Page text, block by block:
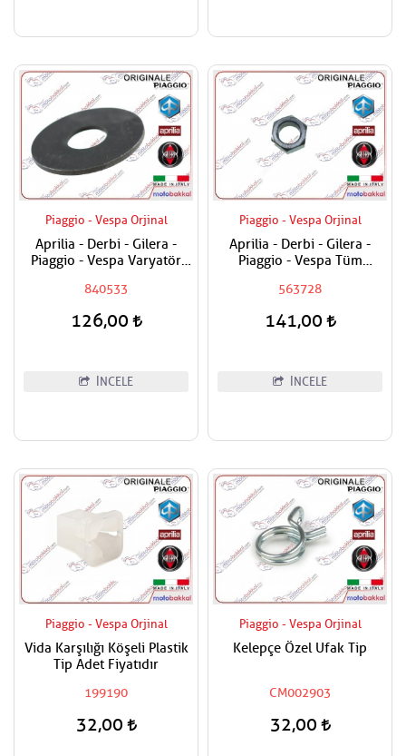
Piaggio - Vespa Orjinal
Aprilia - Derbi - Gilera -
Piaggio - Vespa Varyatör
840533
126,00
İNCELE
Piaggio - Vespa Orjinal
Aprilia - Derbi - Gilera -
Piaggio - Vespa Tüm
Tekerlek Somunu
563728
141,00
İNCELE
Piaggio - Vespa Orjinal
Vida Karşılığı Köşeli Plastik
Tip Adet Fiyatıdır
199190
32,00
Piaggio - Vespa Orjinal
Kelepçe Özel Ufak Tip
CM002903
32,00